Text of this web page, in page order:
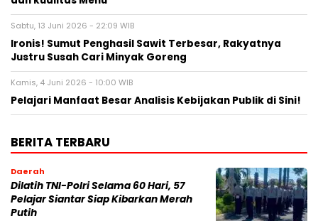
Sabtu, 13 Juni 2026 - 22:09 WIB
Ironis! Sumut Penghasil Sawit Terbesar, Rakyatnya
Justru Susah Cari Minyak Goreng
Kamis, 4 Juni 2026 - 10:00 WIB
Pelajari Manfaat Besar Analisis Kebijakan Publik di Sini!
BERITA TERBARU
Daerah
Dilatih TNI-Polri Selama 60 Hari, 57
Pelajar Siantar Siap Kibarkan Merah
Putih